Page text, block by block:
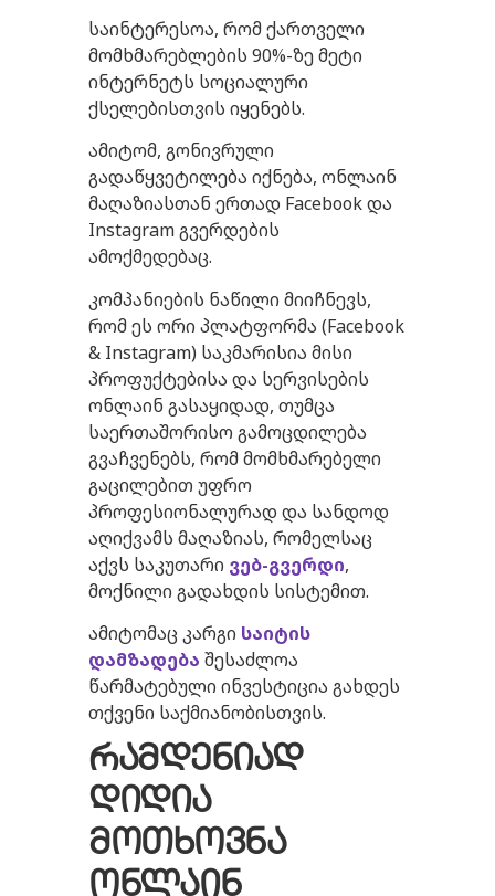
საინტერესოა, რომ ქართველი
მომხმარებლების 90%-ზე მეტი
ინტერნეტს სოციალური
ქსელებისთვის იყენებს.
ამიტომ, გონივრული
გადაწყვეტილება იქნება, ონლაინ
მაღაზიასთან ერთად Facebook და
Instagram გვერდების
ამოქმედებაც.
კომპანიების ნაწილი მიიჩნევს,
რომ ეს ორი პლატფორმა (Facebook
& Instagram) საკმარისია მისი
პროფუქტებისა და სერვისების
ონლაინ გასაყიდად, თუმცა
საერთაშორისო გამოცდილება
გვაჩვენებს, რომ მომხმარებელი
გაცილებით უფრო
პროფესიონალურად და სანდოდ
აღიქვამს მაღაზიას, რომელსაც
აქვს საკუთარი ვებ-გვერდი,
მოქნილი გადახდის სისტემით.
ამიტომაც კარგი საიტის
დამზადება შესაძლოა
წარმატებული ინვესტიცია გახდეს
თქვენი საქმიანობისთვის.
რამდენიად
დიდია
მოთხოვნა